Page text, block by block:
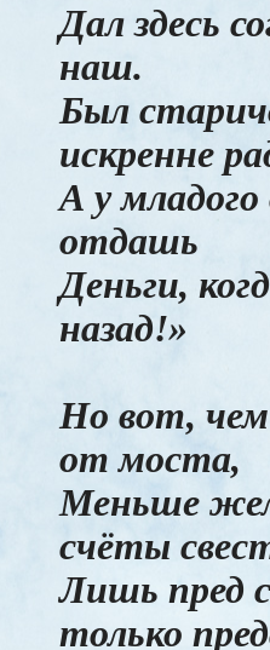
Дал здесь
наш.
Был
искренне
А у
отдашь
Деньги,
назад!»
Но вот,
от моста,
Меньше
счёты
Лишь пред
только